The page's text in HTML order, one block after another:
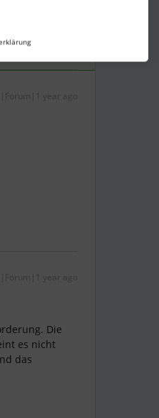
year ago
year ago
Die
es nicht
das